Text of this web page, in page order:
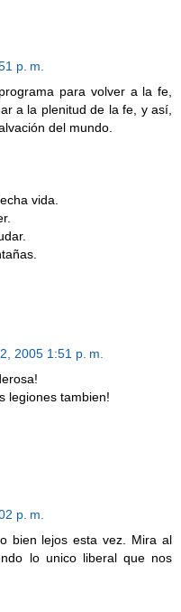
p. m.
para volver a la fe,
a la plenitud de la fe, y así,
del mundo.
vida.
2005 1:51 p. m.
legiones tambien!
p. m.
bien lejos esta vez. Mira al
lo unico liberal que nos